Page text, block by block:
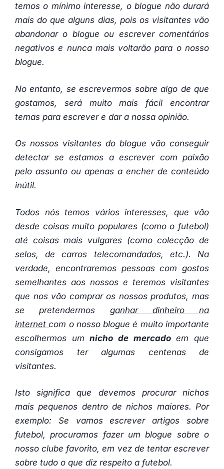
temos o mínimo interesse, o blogue não durará
mais do que alguns dias, pois os visitantes vão
abandonar o blogue ou escrever comentários
negativos e nunca mais voltarão para o nosso
blogue.
No entanto, se escrevermos sobre algo de que
gostamos, será muito mais fácil encontrar
temas para escrever e dar a nossa opinião.
Os nossos visitantes do blogue vão conseguir
detectar se estamos a escrever com paixão
pelo assunto ou apenas a encher de conteúdo
inútil.
Todos nós temos vários interesses, que vão
desde coisas muito populares (como o futebol)
até coisas mais vulgares (como colecção de
selos, de carros telecomandados, etc.). Na
verdade, encontraremos pessoas com gostos
semelhantes aos nossos e teremos visitantes
que nos vão comprar os nossos produtos, mas
se pretendermos ganhar dinheiro na
internetcom o nosso blogue é muito importante
escolhermos umnicho de mercadoem que
consigamos ter algumas centenas de
visitantes.
Isto significa que devemos procurar nichos
mais pequenos dentro de nichos maiores. Por
exemplo: Se vamos escrever artigos sobre
futebol, procuramos fazer um blogue sobre o
nosso clube favorito, em vez de tentar escrever
sobre tudo o que diz respeito a futebol.